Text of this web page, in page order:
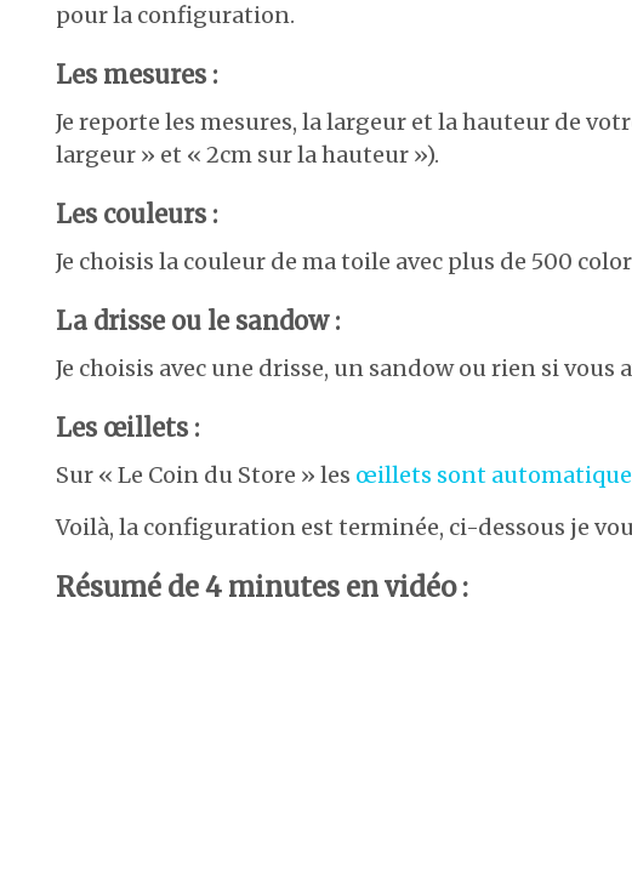
pour la configuration.
Les mesures :
Je reporte les mesures, la largeur et la hauteur de
largeur » et « 2cm sur la hauteur »).
Les couleurs :
Je choisis la couleur de ma toile avec plus de 500
La drisse ou le sandow :
Je choisis avec une drisse, un sandow ou rien si vous
Les œillets :
Sur « Le Coin du Store » les œillets sont
Voilà, la configuration est terminée, ci-dessous je
Résumé de 4 minutes en vidéo :